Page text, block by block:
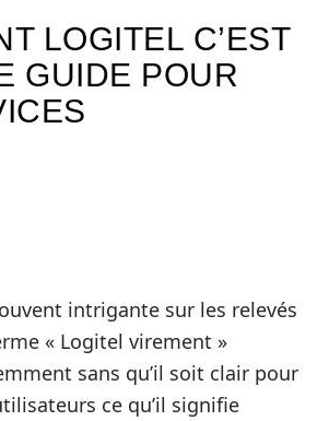
LOGITEL C’EST
GUIDE POUR
intrigante sur les relevés
« Logitel virement »
sans qu’il soit clair pour
ce qu’il signifie